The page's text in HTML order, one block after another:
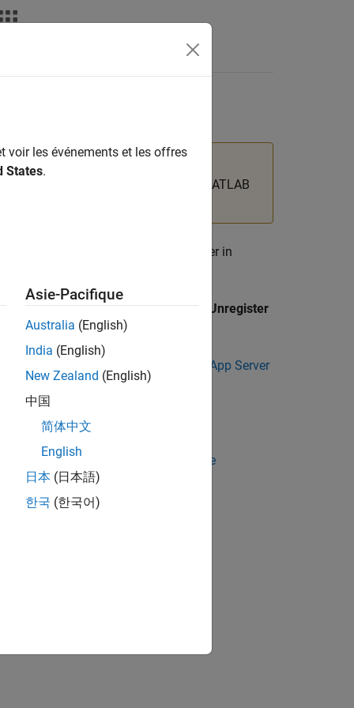
MATLAB
MATLAB Web App Server in
MATLAB Web App Serverby clicking
Unregister
Install or Uninstall MATLAB Web App Server
Set Up MATLAB Web App Server
For more information, see
Service
voir les événements et les offres
States.
Asie-Pacifique
Australia (English)
India (English)
New Zealand (English)
中国
简体中文
English
日本 (日本語)
한국 (한국어)